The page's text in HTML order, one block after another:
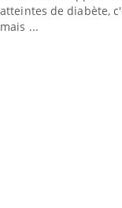
atteintes de diabète,
mais ...